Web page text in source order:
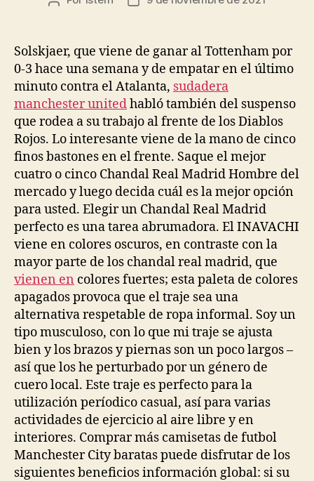
entrada
entrada
Solskjaer, que viene de ganar al Tottenham por
0-3 hace una semana y de empatar en el último
minuto contra el Atalanta, sudadera
manchester unitedhabló también del suspenso
que rodea a su trabajo al frente de los Diablos
Rojos. Lo interesante viene de la mano de cinco
finos bastones en el frente. Saque el mejor
cuatro o cinco Chandal Real Madrid Hombre del
mercado y luego decida cuál es la mejor opción
para usted. Elegir un Chandal Real Madrid
perfecto es una tarea abrumadora. El INAVACHI
viene en colores oscuros, en contraste con la
mayor parte de los chandal real madrid, que
vienen en colores fuertes; esta paleta de colores
apagados provoca que el traje sea una
alternativa respetable de ropa informal. Soy un
tipo musculoso, con lo que mi traje se ajusta
bien y los brazos y piernas son un poco largos –
así que los he perturbado por un género de
cuero local. Este traje es perfecto para la
utilización períodico casual, así para varias
actividades de ejercicio al aire libre y en
interiores. Comprar más camisetas de futbol
Manchester City baratas puede disfrutar de los
siguientes beneficios información global: si su